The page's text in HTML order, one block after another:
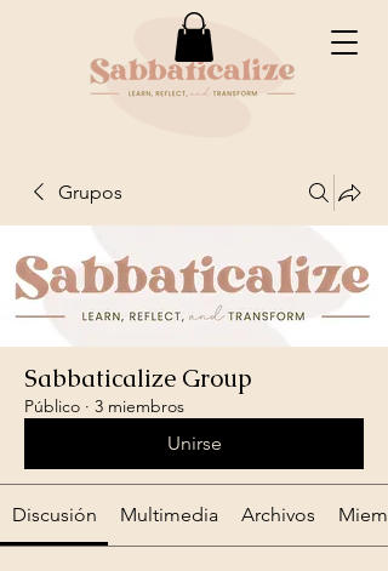
Grupos
Sabbaticalize Group
Público · 3 miembros
Unirse
Discusión Multimedia Archivos